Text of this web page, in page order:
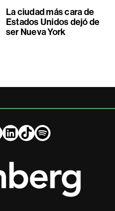
La ciudad más cara de
Estados Unidos dejó de
ser Nueva York